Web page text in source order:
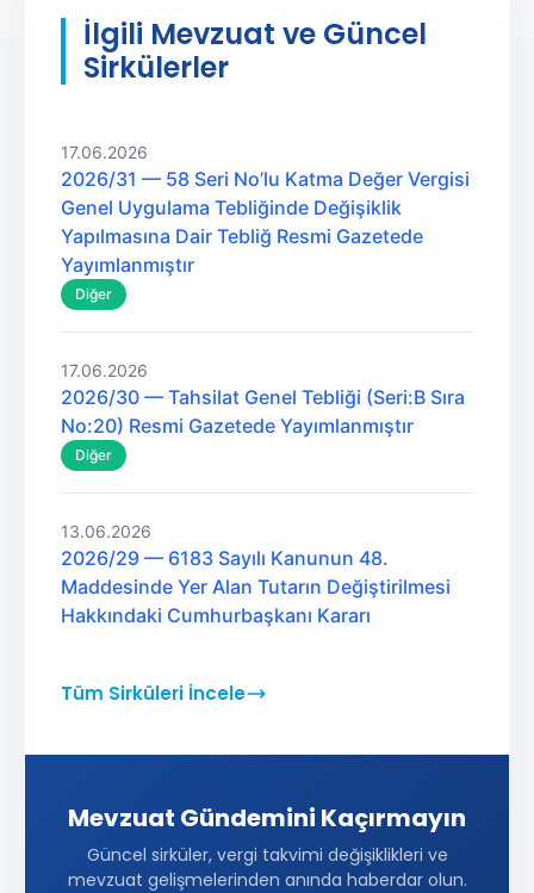
İlgili Mevzuat ve Güncel
Sirkülerler
17.06.2026
2026/31 — 58 Seri No’lu Katma Değer Vergisi
Genel Uygulama Tebliğinde Değişiklik
Yapılmasına Dair Tebliğ Resmi Gazetede
Yayımlanmıştır
Diğer
17.06.2026
2026/30 — Tahsilat Genel Tebliği (Seri:B Sıra
No:20) Resmi Gazetede Yayımlanmıştır
Diğer
13.06.2026
2026/29 — 6183 Sayılı Kanunun 48.
Maddesinde Yer Alan Tutarın Değiştirilmesi
Hakkındaki Cumhurbaşkanı Kararı
Tüm Sirküleri İncele
Mevzuat Gündemini Kaçırmayın
Güncel sirküler, vergi takvimi değişiklikleri ve
mevzuat gelişmelerinden anında haberdar olun.